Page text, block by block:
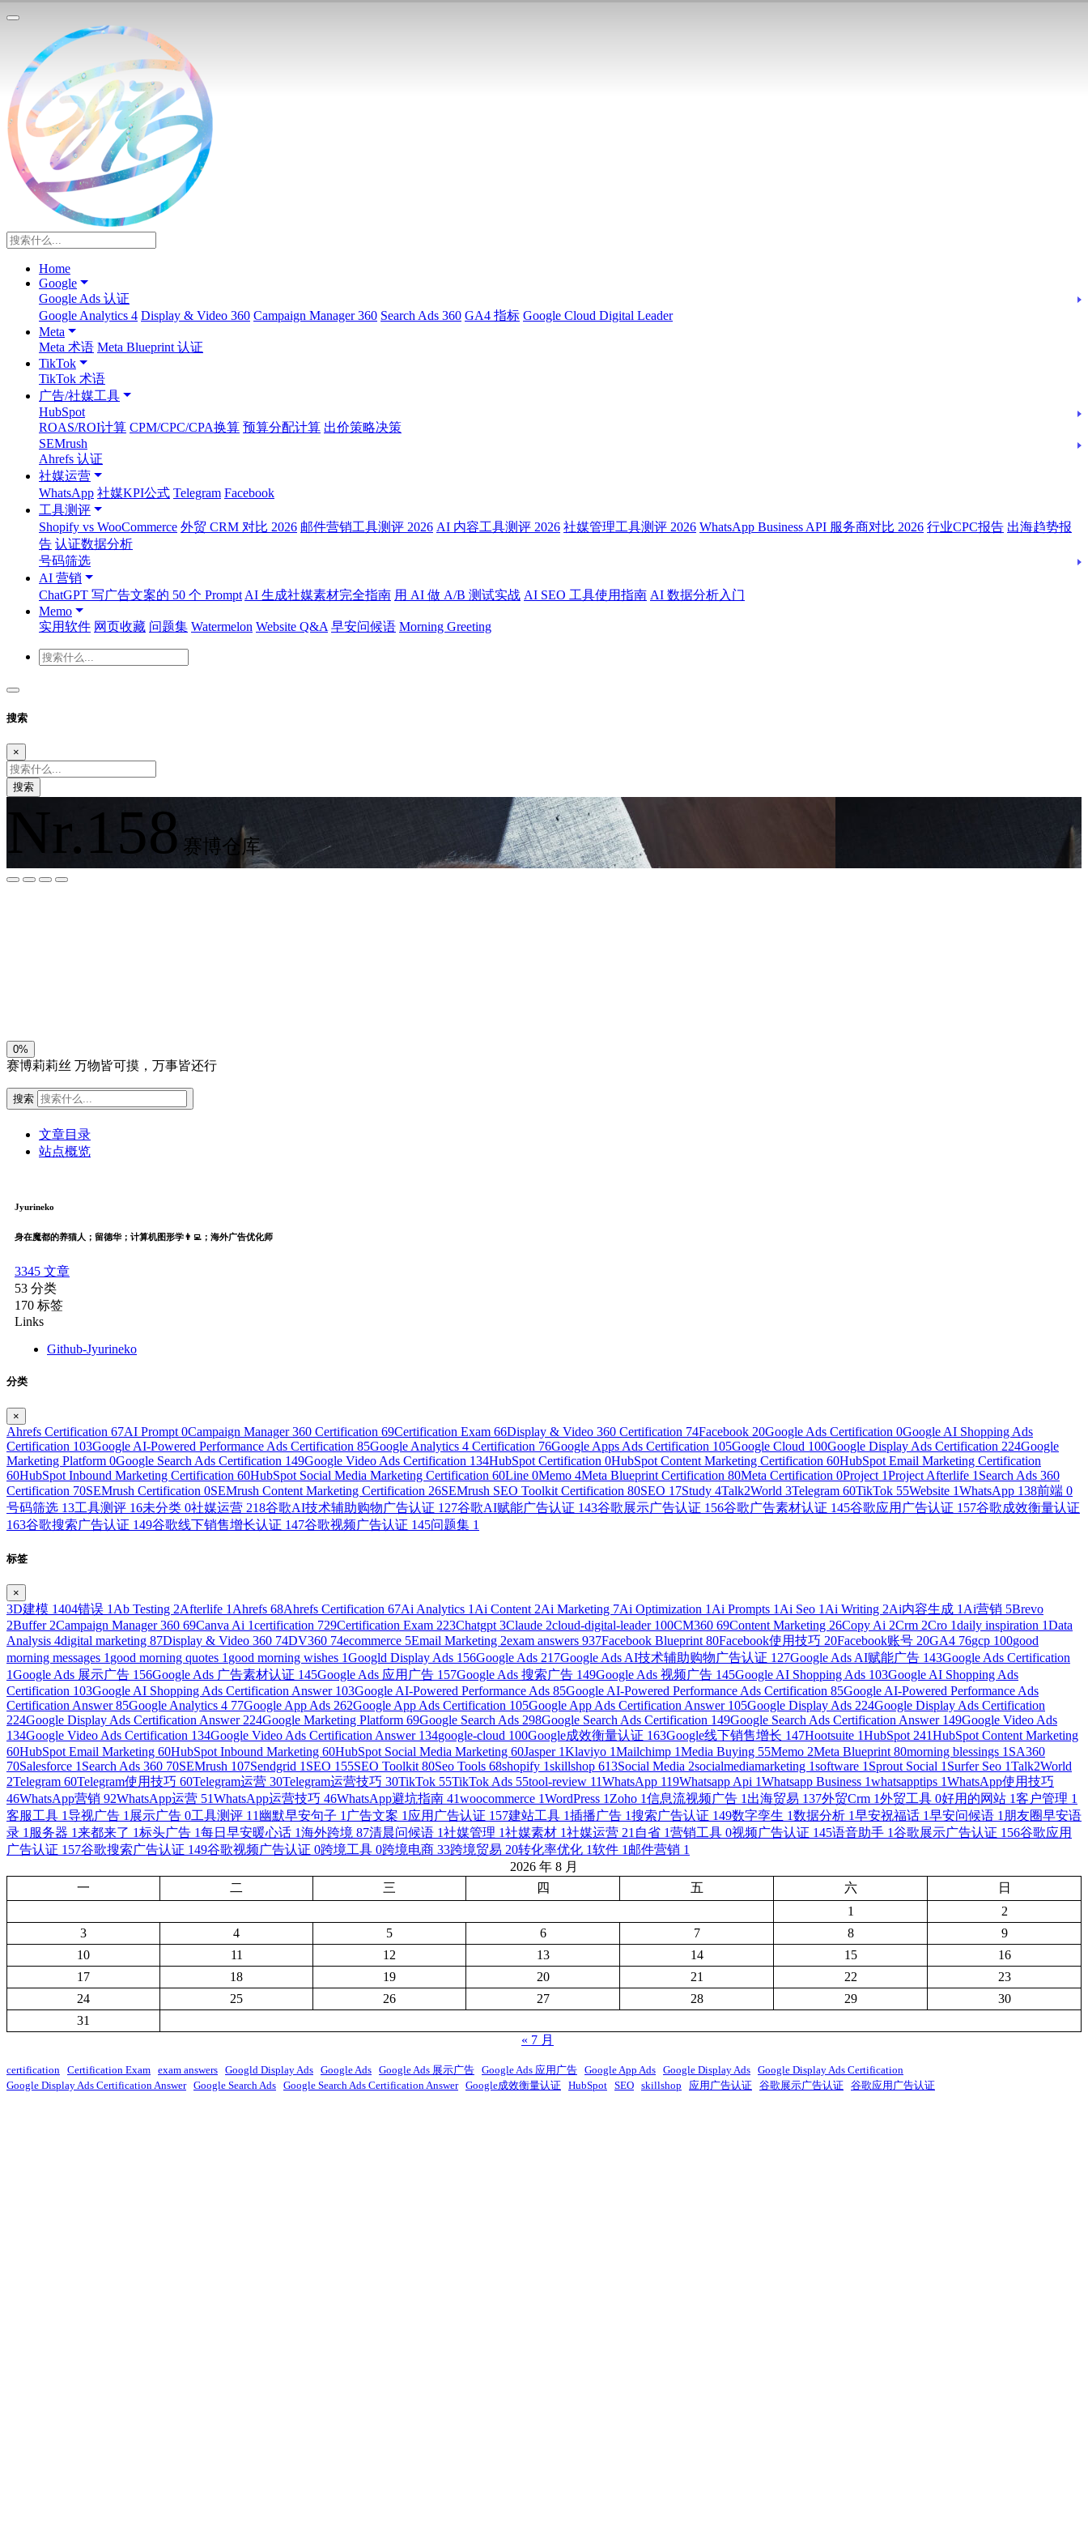
Home
Google
Google Ads 认证
Google Analytics 4 Display & Video 360 Campaign Manager 360 Search Ads 360 GA4 指标 Google Cloud Digital Leader
Meta
Meta 术语 Meta Blueprint 认证
TikTok
TikTok 术语
广告/社媒工具
HubSpot
ROAS/ROI计算 CPM/CPC/CPA换算 预算分配计算 出价策略决策
SEMrush
Ahrefs 认证
社媒运营
WhatsApp 社媒KPI公式 Telegram Facebook
工具测评
Shopify vs WooCommerce 外贸 CRM 对比 2026 邮件营销工具测评 2026 AI 内容工具测评 2026 社媒管理工具测评 2026 WhatsApp Business API 服务商对比 2026 行业CPC报告 出海趋势报
告 认证数据分析
号码筛选
AI 营销
ChatGPT 写广告文案的 50 个 Prompt AI 生成社媒素材完全指南 用 AI 做 A/B 测试实战 AI SEO 工具使用指南 AI 数据分析入门
Memo
实用软件 网页收藏 问题集 Watermelon Website Q&A 早安问候语 Morning Greeting
搜索
×
搜索
Nr.158 赛博仓库
0%
赛博莉莉丝 万物皆可摸，万事皆还行
搜索
文章目录
站点概览
Jyurineko
身在魔都的养猫人；留德华；计算机图形学👨‍💻；海外广告优化师
3345 文章
53 分类
170 标签
Links
Github-Jyurineko
分类
×
Ahrefs Certification 67AI Prompt 0Campaign Manager 360 Certification 69Certification Exam 66Display & Video 360 Certification 74Facebook 20Google Ads Certification 0Google AI Shopping Ads
Certification 103Google AI-Powered Performance Ads Certification 85Google Analytics 4 Certification 76Google Apps Ads Certification 105Google Cloud 100Google Display Ads Certification 224Google
Marketing Platform 0Google Search Ads Certification 149Google Video Ads Certification 134HubSpot Certification 0HubSpot Content Marketing Certification 60HubSpot Email Marketing Certification
60HubSpot Inbound Marketing Certification 60HubSpot Social Media Marketing Certification 60Line 0Memo 4Meta Blueprint Certification 80Meta Certification 0Project 1Project Afterlife 1 Search Ads 360
Certification 70SEMrush Certification 0SEMrush Content Marketing Certification 26SEMrush SEO Toolkit Certification 80SEO 17Study 4Talk2World 3Telegram 60TikTok 55Website 1WhatsApp 138前端 0
号码筛选 13工具测评 16未分类 0社媒运营 218谷歌AI技术辅助购物广告认证 127谷歌AI赋能广告认证 143谷歌展示广告认证 156谷歌广告素材认证 145谷歌应用广告认证 157谷歌成效衡量认证
163谷歌搜索广告认证 149谷歌线下销售增长认证 147谷歌视频广告认证 145问题集 1
标签
×
3D建模 1404错误 1 Ab Testing 2Afterlife 1 Ahrefs 68Ahrefs Certification 67Ai Analytics 1 Ai Content 2Ai Marketing 7Ai Optimization 1 Ai Prompts 1 Ai Seo 1 Ai Writing 2Ai内容生成 1 Ai营销 5Brevo
2Buffer 2Campaign Manager 360 69Canva Ai 1certification 729Certification Exam 223Chatgpt 3Claude 2cloud-digital-leader 100CM360 69Content Marketing 26Copy Ai 2Crm 2Cro 1daily inspiration 1Data
Analysis 4digital marketing 87Display & Video 360 74DV360 74ecommerce 5Email Marketing 2exam answers 937Facebook Blueprint 80Facebook使用技巧 20Facebook账号 20GA4 76gcp 100good
morning messages 1 good morning quotes 1 good morning wishes 1Googld Display Ads 156Google Ads 217Google Ads AI技术辅助购物广告认证 127Google Ads AI赋能广告 143Google Ads Certification
1Google Ads 展示广告 156Google Ads 广告素材认证 145Google Ads 应用广告 157Google Ads 搜索广告 149Google Ads 视频广告 145Google AI Shopping Ads 103Google AI Shopping Ads
Certification 103Google AI Shopping Ads Certification Answer 103Google AI-Powered Performance Ads 85Google AI-Powered Performance Ads Certification 85Google AI-Powered Performance Ads
Certification Answer85Google Analytics 4 77Google App Ads 262Google App Ads Certification 105Google App Ads Certification Answer 105Google Display Ads 224Google Display Ads Certification
224Google Display Ads Certification Answer 224Google Marketing Platform 69Google Search Ads 298Google Search Ads Certification 149Google Search Ads Certification Answer 149Google Video Ads
134Google Video Ads Certification 134Google Video Ads Certification Answer 134google-cloud 100Google成效衡量认证 163Google线下销售增长 147Hootsuite 1HubSpot 241HubSpot Content Marketing
60HubSpot Email Marketing 60HubSpot Inbound Marketing 60HubSpot Social Media Marketing 60Jasper 1Klaviyo 1Mailchimp 1Media Buying 55Memo 2Meta Blueprint 80morning blessings 1 SA360
70Salesforce 1 Search Ads 360 70SEMrush 107Sendgrid 1 SEO 155SEO Toolkit 80Seo Tools 68shopify 1skillshop 613Social Media 2socialmediamarketing 1software 1 Sprout Social 1 Surfer Seo 1Talk2World
2Telegram 60Telegram使用技巧 60Telegram运营 30Telegram运营技巧 30TikTok 55TikTok Ads 55tool-review 11WhatsApp 119Whatsapp Api 1Whatsapp Business 1whatsapptips 1WhatsApp使用技巧
46WhatsApp营销 92WhatsApp运营 51WhatsApp运营技巧 46WhatsApp避坑指南 41woocommerce 1WordPress 1 Zoho 1信息流视频广告 1 出海贸易 137外贸Crm 1外贸工具 0好用的网站 1客户管理 1
客服工具 1导视广告 1 展示广告 0工具测评 11 幽默早安句子 1 广告文案 1 应用广告认证 157建站工具 1插播广告 1搜索广告认证 149数字孪生 1数据分析 1早安祝福话 1早安问候语 1 朋友圈早安语
录 1 服务器 1来都来了 1标头广告 1每日早安暖心话 1海外跨境 87清晨问候语 1社媒管理 1社媒素材 1社媒运营 21 自省 1营销工具 0视频广告认证 145语音助手 1谷歌展示广告认证 156谷歌应用
广告认证 157谷歌搜索广告认证 149谷歌视频广告认证 0跨境工具 0跨境电商 33跨境贸易 20转化率优化 1软件 1 邮件营销 1
2026 年 8 月
一
二 三 四 五 六
日
1
2
3
4 5 6 7 8
9
10
11 12 13 14 15
16
17
18 19 20 21 22
23
24
25 26 27 28 29
30
31
« 7 月
certification Certification Exam exam answers Googld Display Ads Google Ads Google Ads 展示广告 Google Ads 应用广告 Google App Ads Google Display Ads Google Display Ads Certification
Google Display Ads Certification Answer Google Search Ads Google Search Ads Certification Answer Google成效衡量认证 HubSpot SEO skillshop 应用广告认证 谷歌展示广告认证 谷歌应用广告认证